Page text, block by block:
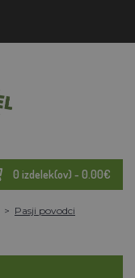
0 izdelek(ov) - 0.00€
Pasji povodci